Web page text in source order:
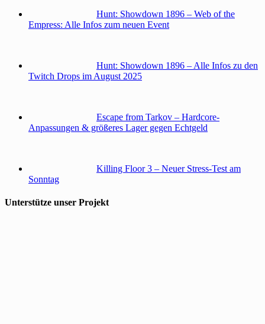
Hunt: Showdown 1896 – Web of the
Empress: Alle Infos zum neuen Event
Hunt: Showdown 1896 – Alle Infos zu den
Twitch Drops im August 2025
Escape from Tarkov – Hardcore-
Anpassungen & größeres Lager gegen Echtgeld
Killing Floor 3 – Neuer Stress-Test am
Sonntag
Unterstütze unser Projekt